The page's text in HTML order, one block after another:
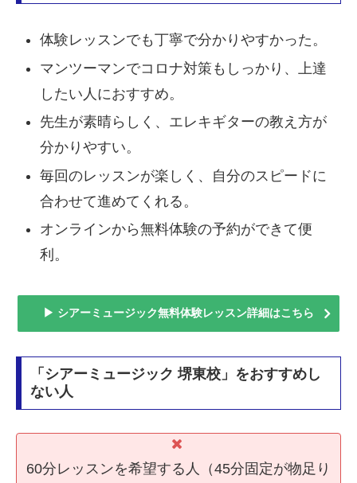
体験レッスンでも丁寧で分かりやすかった。
マンツーマンでコロナ対策もしっかり、上達
したい人におすすめ。
先生が素晴らしく、エレキギターの教え方が
分かりやすい。
毎回のレッスンが楽しく、自分のスピードに
合わせて進めてくれる。
オンラインから無料体験の予約ができて便
利。
▶ シアーミュージック無料体験レッスン詳細はこちら
「シアーミュージック 堺東校」をおすすめし
ない人
60分レッスンを希望する人（45分固定が物足り